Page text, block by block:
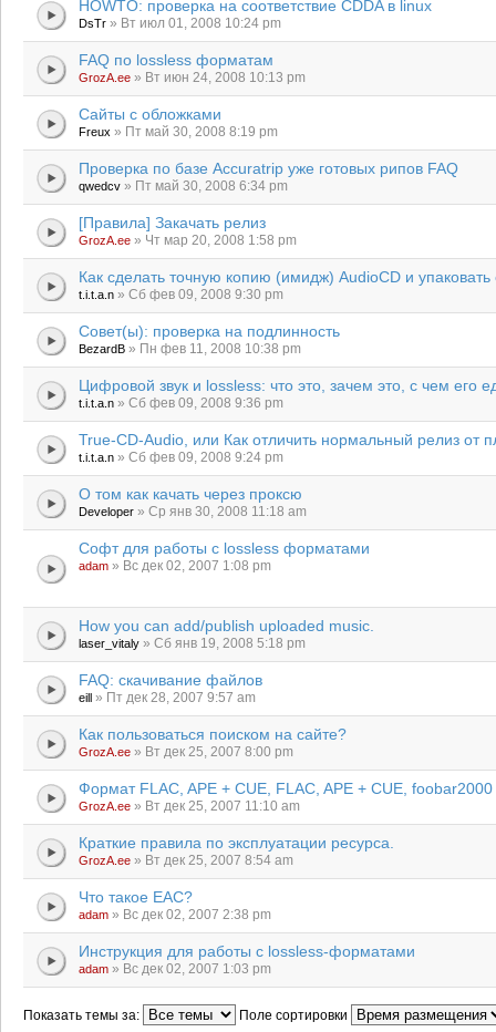
HOWTO: проверка на соответствие CDDA в linux
DsTr » Вт июл 01, 2008 10:24 pm
FAQ по lossless форматам
GrozA.ee » Вт июн 24, 2008 10:13 pm
Сайты с обложками
Freux » Пт май 30, 2008 8:19 pm
Проверка по базе Accuratrip уже готовых рипов FAQ
qwedcv » Пт май 30, 2008 6:34 pm
[Правила] Закачать релиз
GrozA.ee » Чт мар 20, 2008 1:58 pm
Как сделать точную копию (имидж) AudioCD и упаковать
t.i.t.a.n » Сб фев 09, 2008 9:30 pm
Совет(ы): проверка на подлинность
BezardB » Пн фев 11, 2008 10:38 pm
Цифровой звук и lossless: что это, зачем это, с чем его
t.i.t.a.n » Сб фев 09, 2008 9:36 pm
True-CD-Audio, или Как отличить нормальный релиз от
t.i.t.a.n » Сб фев 09, 2008 9:24 pm
О том как качать через проксю
Developer » Ср янв 30, 2008 11:18 am
Софт для работы с lossless форматами
adam » Вс дек 02, 2007 1:08 pm
How you can add/publish uploaded music.
laser_vitaly » Сб янв 19, 2008 5:18 pm
FAQ: скачивание файлов
eill » Пт дек 28, 2007 9:57 am
Как пользоваться поиском на сайте?
GrozA.ee » Вт дек 25, 2007 8:00 pm
Формат FLAC, APE + CUE, FLAC, APE + CUE, foobar2000
GrozA.ee » Вт дек 25, 2007 11:10 am
Краткие правила по эксплуатации ресурса.
GrozA.ee » Вт дек 25, 2007 8:54 am
Что такое EAC?
adam » Вс дек 02, 2007 2:38 pm
Инструкция для работы с lossless-форматами
adam » Вс дек 02, 2007 1:03 pm
Показать темы за: Поле сортировки